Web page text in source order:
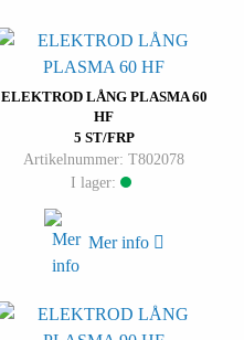
ELEKTROD LÅNG PLASMA 60
HF
5 ST/FRP
Artikelnummer: T802078
I lager:
Mer info